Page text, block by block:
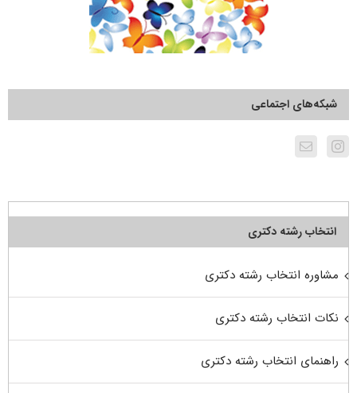
شبکه‌های اجتماعی
انتخاب رشته دکتری
مشاوره انتخاب رشته دکتری
نکات انتخاب رشته دکتری
راهنمای انتخاب رشته دکتری